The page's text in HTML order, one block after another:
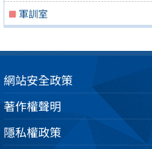
軍訓室
網站安全政策
著作權聲明
隱私權政策